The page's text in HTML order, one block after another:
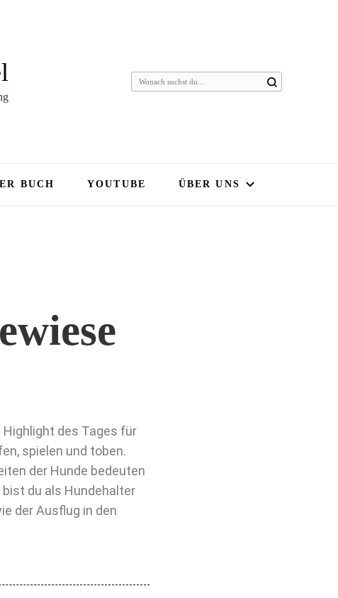
BUCH YOUTUBE ÜBER UNS
Highlight des Tages für
spielen und toben.
der Hunde bedeuten
bist du als Hundehalter
der Ausflug in den